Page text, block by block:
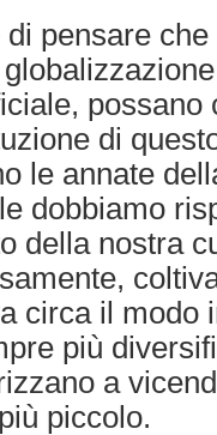
pensare
possano
di
le annate
dobbiamo
della nostra
circa il modo
più
a
piccolo.